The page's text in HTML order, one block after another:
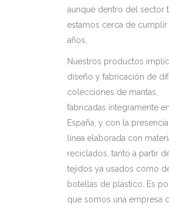
aunque dentro del sector
estamos cerca de cumplir
años.
Nuestros productos
diseño y fabricación de
colecciones de mantas,
fabricadas íntegramente en
España, y con la
línea elaborada con
reciclados, tanto a partir
tejidos ya usados como
botellas de plástico. Es
que somos una empresa